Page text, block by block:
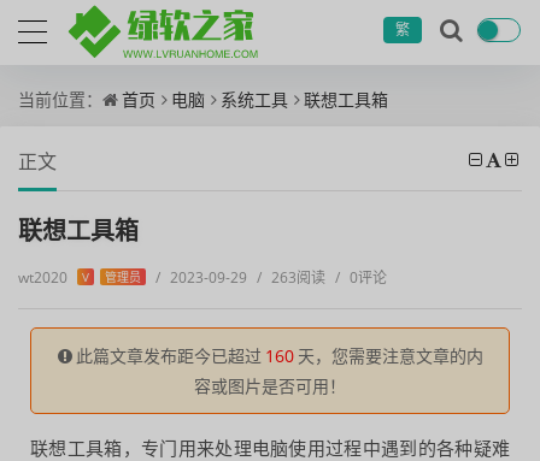
繁
当前位置： 首页 电脑 系统工具 联想工具箱
正文
联想工具箱
wt2020 V 管理员 / 2023-09-29 / 263阅读 / 0评论
此篇文章发布距今已超过 160 天，您需要注意文章的内
容或图片是否可用！
联想工具箱，专门用来处理电脑使用过程中遇到的各种疑难